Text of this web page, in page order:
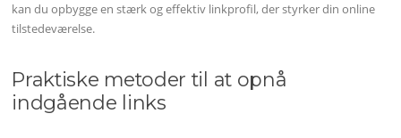
kan du opbygge en stærk og effektiv linkprofil, der styrker din online
tilstedeværelse.
Praktiske metoder til at opnå
indgående links